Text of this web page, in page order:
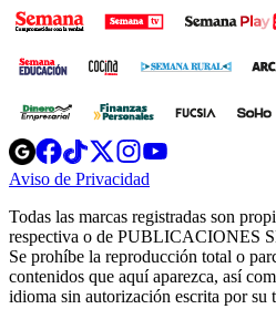
Opens
in
new
Opens
in
new
Opens
in
new
window
Opens
new
windowwindow
Aviso de Privacidad
new
window
Todas las marcas registradas son
respectiva o de PUBLICACIONES
Se prohíbe la reproducción total o
contenidos que aquí aparezca, así
idioma sin autorización escrita por su